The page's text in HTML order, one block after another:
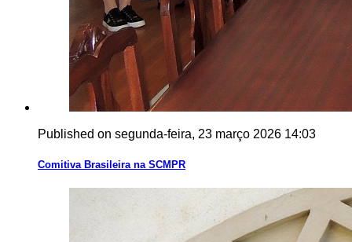
Published on segunda-feira, 23 março 2026 14:03
Comitiva Brasileira na SCMPR